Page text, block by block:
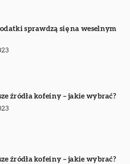
sprawdzą się na weselnym
źródła kofeiny – jakie wybrać?
źródła kofeiny – jakie wybrać?